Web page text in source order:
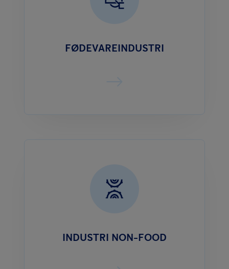
FØDEVAREINDUSTRI
INDUSTRI NON-FOOD